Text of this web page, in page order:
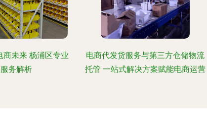
商未来 杨浦区专业
务解析
电商代发货服务与第三方仓储物流
托管 一站式解决方案赋能电商运营